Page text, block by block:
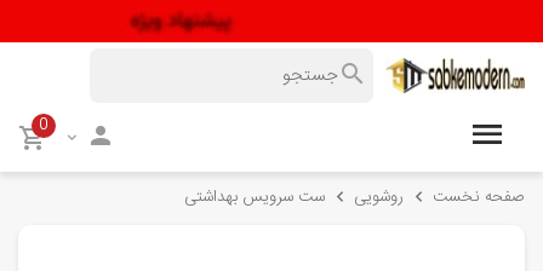
0
صفحه نخست روشویی ست سرویس بهداشتی